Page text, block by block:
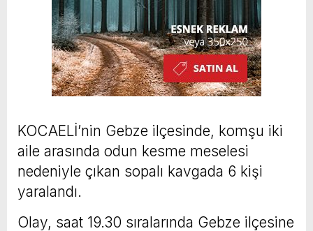
KOCAELİ’nin Gebze ilçesinde, komşu iki
aile arasında odun kesme meselesi
nedeniyle çıkan sopalı kavgada 6 kişi
yaralandı.
Olay, saat 19.30 sıralarında Gebze ilçesine